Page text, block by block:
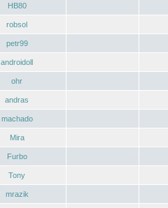
HB80
robsol
petr99
androidoll
ohr
andras
machado
Mira
Furbo
Tony
mrazik